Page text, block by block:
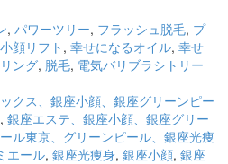
, パワーツリー, フラッシュ脱毛, プ
顔リフト , 幸せになるオイル, 幸せ
ング, 脱毛, 電気バリブラシトリー
クス、銀座小顔、銀座グリーンピー
, 銀座エステ、銀座小顔、銀座グリー
ル東京、グリーンピール、銀座光痩
エール, 銀座光痩身, 銀座小顔, 銀座